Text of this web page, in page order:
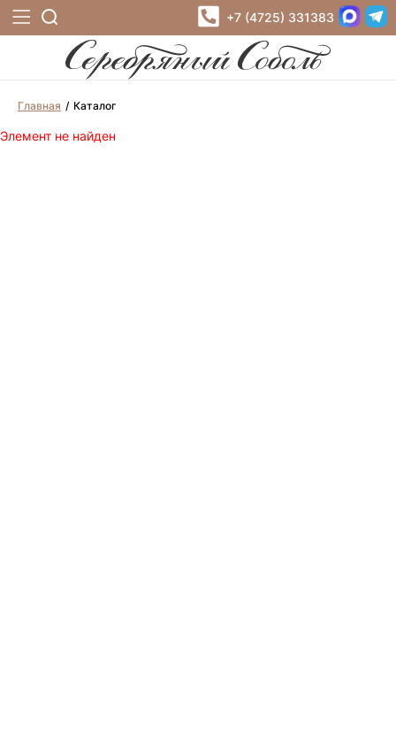
+7 (4725) 331383
Главная Каталог
Элемент не найден